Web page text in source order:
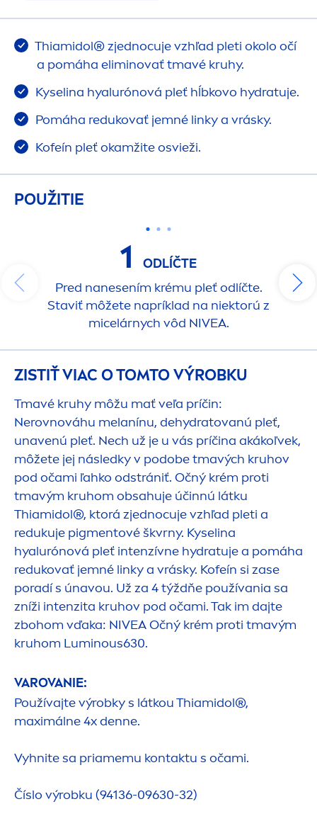
Thiamidol® zjednocuje vzhľad pleti okolo očí
a pomáha eliminovať tmavé kruhy.
Kyselina hyalurónová pleť hĺbkovo hydratuje.
Pomáha redukovať jemné linky a vrásky.
Kofeín pleť okamžite osvieži.
POUŽITIE
1
ODLÍČTE
Pred nanesením krému pleť odlíčte.
Staviť môžete napríklad na niektorú z
micelárnych vôd NIVEA.
ZISTIŤ VIAC O TOMTO VÝROBKU
Tmavé kruhy môžu mať veľa príčin:
Nerovnováhu melanínu, dehydratovanú pleť,
unavenú pleť. Nech už je u vás príčina akákoľvek,
môžete jej následky v podobe tmavých kruhov
pod očami ľahko odstrániť. Očný krém proti
tmavým kruhom obsahuje účinnú látku
Thiamidol®, ktorá zjednocuje vzhľad pleti a
redukuje pigmentové škvrny. Kyselina
hyalurónová pleť intenzívne hydratuje a pomáha
redukovať jemné linky a vrásky. Kofeín si zase
poradí s únavou. Už za 4 týždňe používania sa
zníži intenzita kruhov pod očami. Tak im dajte
zbohom vďaka: NIVEAOčný krém proti tmavým
kruhom Luminous630.
VAROVANIE:
Používajte výrobky s látkou Thiamidol®,
maximálne 4x denne.
Vyhnite sa priamemu kontaktu s očami.
Číslo výrobku (94136-09630-32)